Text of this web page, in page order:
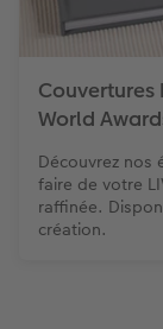
Couvertures
World
Découvrez nos
faire de votre
raffinée.
création.